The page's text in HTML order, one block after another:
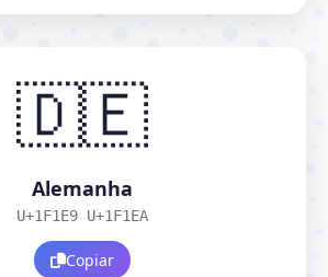
🇩🇪
Alemanha
U+1F1E9 U+1F1EA
Copiar